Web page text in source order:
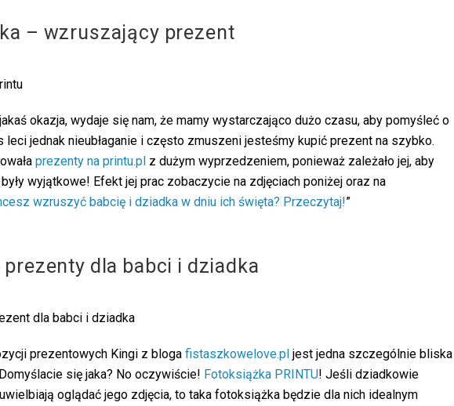
– wzruszający prezent
okazja, wydaje się nam, że mamy wystarczająco dużo czasu, aby pomyśleć o
leci jednak nieubłaganie i często zmuszeni jesteśmy kupić prezent na szybko.
prezenty na printu.pl z dużym wyprzedzeniem, ponieważ zależało jej, aby
wyjątkowe! Efekt jej prac zobaczycie na zdjęciach poniżej oraz na
wzruszyć babcię i dziadka w dniu ich święta? Przeczytaj!”
prezenty dla babci i dziadka
prezentowych Kingi z bloga fistaszkowelove.pl jest jedna szczególnie bliska
się jaka? No oczywiście! Fotoksiążka PRINTU! Jeśli dziadkowie
oglądać jego zdjęcia, to taka fotoksiążka będzie dla nich idealnym